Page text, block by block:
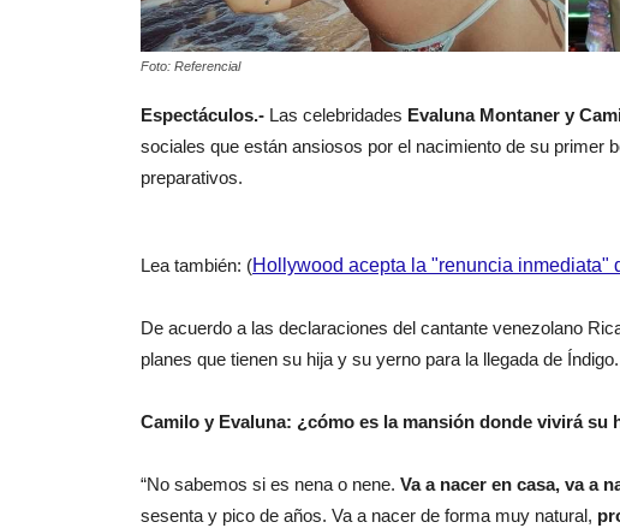
Foto: Referencial
Espectáculos.- Las celebridades Evaluna Montaner y
sociales que están ansiosos por el nacimiento de su primer
preparativos.
Lea también: (Hollywood acepta la "renuncia inmediata"
De acuerdo a las declaraciones del cantante venezolano
planes que tienen su hija y su yerno para la llegada de Índigo.
Camilo y Evaluna: ¿cómo es la mansión donde vivirá su
“No sabemos si es nena o nene. Va a nacer en casa, va a
sesenta y pico de años. Va a nacer de forma muy natural,